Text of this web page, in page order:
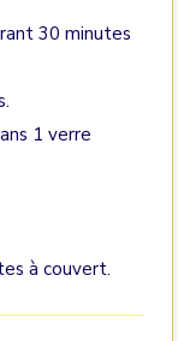
30 minutes
1 verre
à couvert.